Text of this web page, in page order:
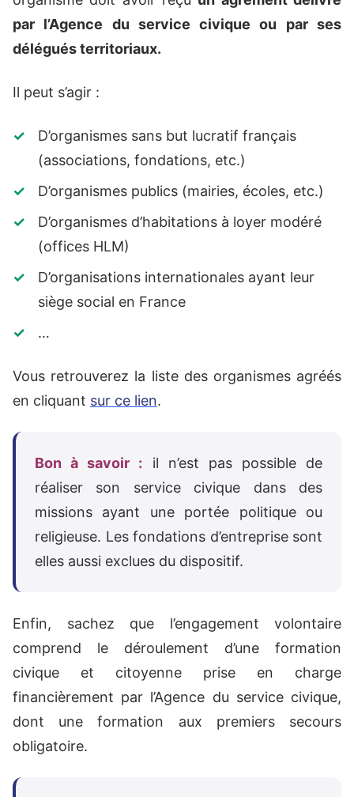
par l’Agence du service civique ou par ses
délégués territoriaux.
Il peut s’agir :
D’organismes sans but lucratif français
(associations, fondations, etc.)
D’organismes publics (mairies, écoles, etc.)
D’organismes d’habitations à loyer modéré
(offices HLM)
D’organisations internationales ayant leur
siège social en France
…
Vous retrouverez la liste des organismes agréés
en cliquant sur ce lien.
Bon à savoir : il n’est pas possible de
réaliser son service civique dans des
missions ayant une portée politique ou
religieuse. Les fondations d’entreprise sont
elles aussi exclues du dispositif.
Enfin, sachez que l’engagement volontaire
comprend le déroulement d’une formation
civique et citoyenne prise en charge
financièrement par l’Agence du service civique,
dont une formation aux premiers secours
obligatoire.